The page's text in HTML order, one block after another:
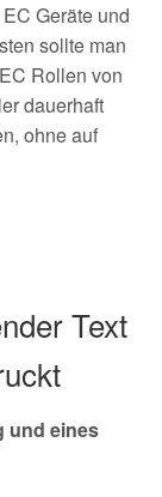
Geräte und
sollte man
Rollen von
dauerhaft
ohne auf
Text
und eines